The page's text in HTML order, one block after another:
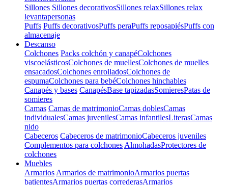
Sillones Sillones decorativosSillones relaxSillones relax
levantapersonas
Puffs Puffs decorativosPuffs peraPuffs reposapiésPuffs con
almacenaje
Descanso
Colchones Packs colchón y canapéColchones
viscoelásticosColchones de muellesColchones de muelles
ensacadosColchones enrolladosColchones de
espumaColchones para bebéColchones hinchables
Canapés y bases CanapésBase tapizadasSomieresPatas de
somieres
Camas Camas de matrimonioCamas doblesCamas
individualesCamas juvenilesCamas infantilesLiterasCamas
nido
Cabeceros Cabeceros de matrimonioCabeceros juveniles
Complementos para colchones AlmohadasProtectores de
colchones
Muebles
Armarios Armarios de matrimonioArmarios puertas
batientesArmarios puertas correderasArmarios